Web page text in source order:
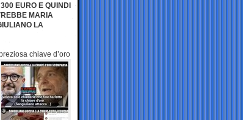
EURO E QUINDI
MARIA
LA
chiave d’oro